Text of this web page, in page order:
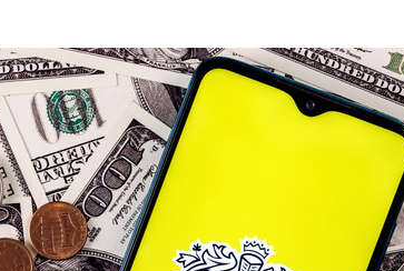
150 камер до квартиры и Face
ID вместо ключа: какой будет
безопасность в ЖК «Нова»